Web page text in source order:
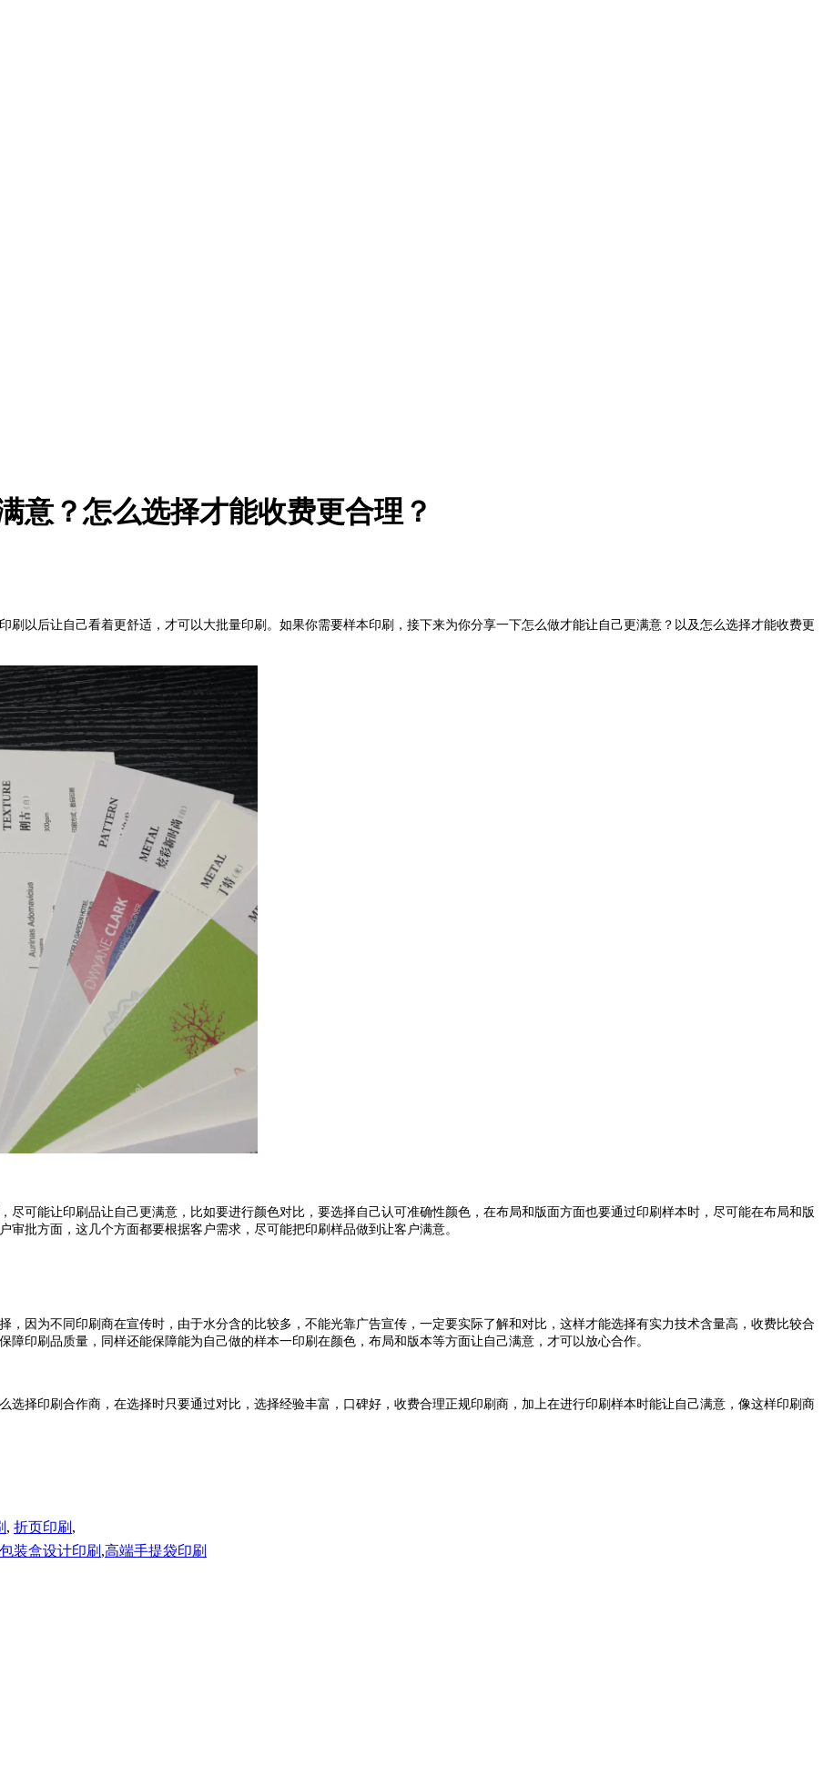
？怎么选择才能收费更合理？
障印刷以后让自己看着更舒适，才可以大批量印刷。如果你需要样本印刷，接下来为你分享一下怎么做才能让自己更满意？以及怎么选择才能收费更
，尽可能让印刷品让自己更满意，比如要进行颜色对比，要选择自己认可准确性颜色，在布局和版面方面也要通过印刷样本时，尽可能在布局和版
批方面，这几个方面都要根据客户需求，尽可能把印刷样品做到让客户满意。
，因为不同印刷商在宣传时，由于水分含的比较多，不能光靠广告宣传，一定要实际了解和对比，这样才能选择有实力技术含量高，收费比较合
障印刷品质量，同样还能保障能为自己做的样本一印刷在颜色，布局和版本等方面让自己满意，才可以放心合作。
择印刷合作商，在选择时只要通过对比，选择经验丰富，口碑好，收费合理正规印刷商，加上在进行印刷样本时能让自己满意，像这样印刷商
, 折页印刷 ,
包装盒设计印刷 ,高端手提袋印刷